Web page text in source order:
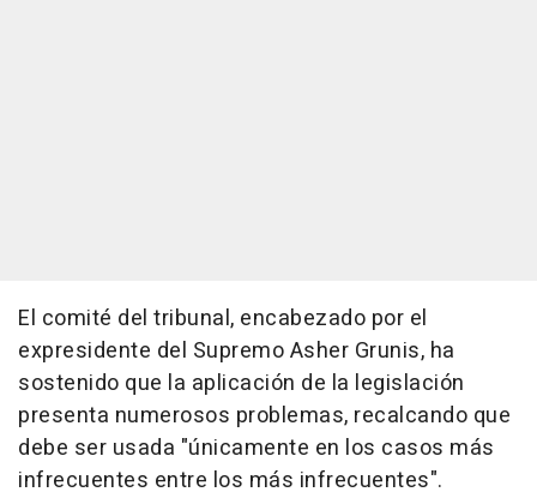
El comité del tribunal, encabezado por el
expresidente del Supremo Asher Grunis, ha
sostenido que la aplicación de la legislación
presenta numerosos problemas, recalcando que
debe ser usada "únicamente en los casos más
infrecuentes entre los más infrecuentes".